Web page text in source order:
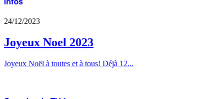
24/12/2023
Joyeux Noel 2023
Joyeux Noël à toutes et à tous! Déjà 12...